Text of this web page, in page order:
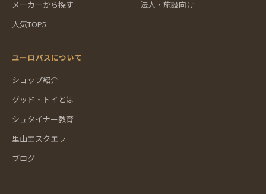
メーカーから探す
人気TOP5
法人・施設向け
ユーロバスについて
ショップ紹介
グッド・トイとは
シュタイナー教育
里山エスクエラ
ブログ